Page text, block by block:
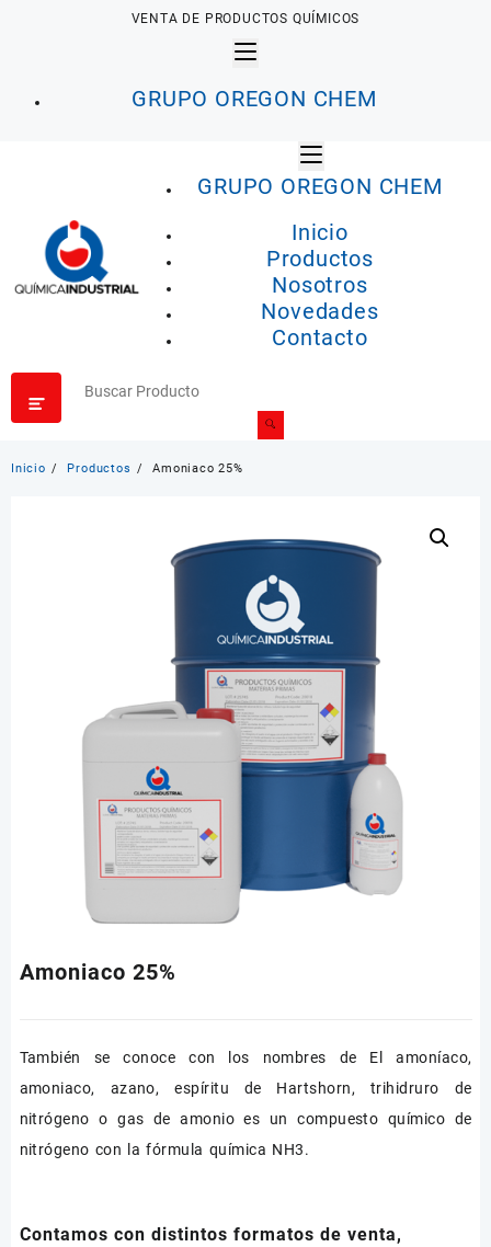
VENTA DE PRODUCTOS QUÍMICOS
GRUPO OREGON CHEM
GRUPO OREGON CHEM
Inicio
Productos
Nosotros
Novedades
Contacto
Inicio Productos Amoniaco 25%
Amoniaco 25%
También se conoce con los nombres de El amoníaco,
amoniaco, azano, espíritu de Hartshorn, trihidruro de
nitrógeno o gas de amonio es un compuesto químico de
nitrógeno con la fórmula química NH3.
Contamos con distintos formatos de venta,